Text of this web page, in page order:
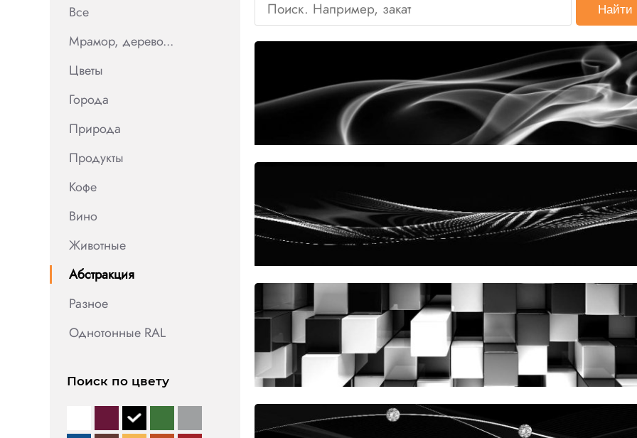
Все
Мрамор, дерево...
Цветы
Города
Природа
Продукты
Кофе
Вино
Животные
Абстракция
Разное
Однотонные RAL
Поиск по цвету